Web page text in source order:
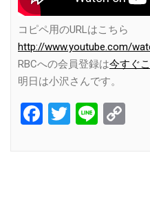
コピペ用のURLはこちら
http://www.youtube.com/
RBCへの会員登録は今すぐ
明日は小沢さんです。
Facebook
Twitter
Line